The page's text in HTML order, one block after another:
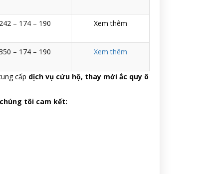
242 – 174 – 190 Xem thêm
– 174 – 190 Xem thêm
cấp dịch vụ cứu hộ, thay mới ắc quy ô
tôi cam kết: